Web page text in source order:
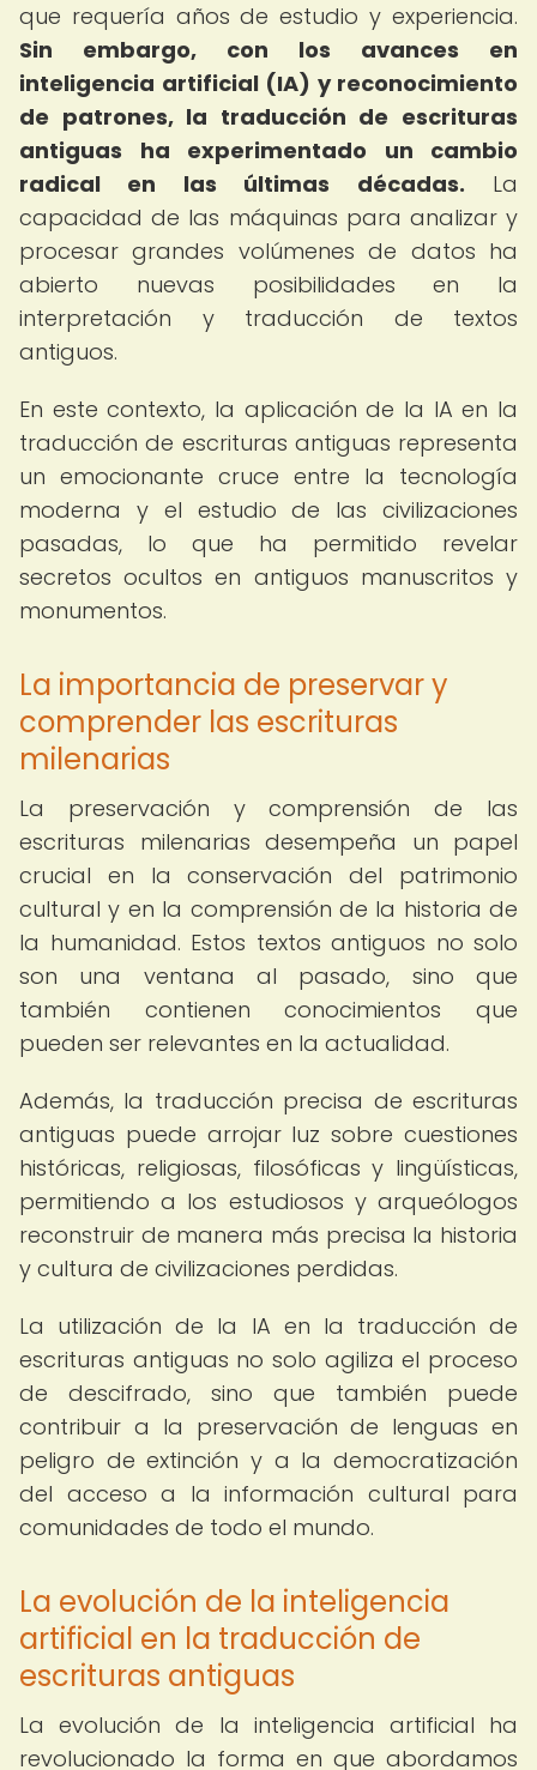
que requería años de estudio y experiencia.
Sin embargo, con los avances en
inteligencia artificial (IA) y reconocimiento
de patrones, la traducción de escrituras
antiguas ha experimentado un cambio
radical en las últimas décadas. La
capacidad de las máquinas para analizar y
procesar grandes volúmenes de datos ha
abierto nuevas posibilidades en la
interpretación y traducción de textos
antiguos.
En este contexto, la aplicación de la IA en la
traducción de escrituras antiguas representa
un emocionante cruce entre la tecnología
moderna y el estudio de las civilizaciones
pasadas, lo que ha permitido revelar
secretos ocultos en antiguos manuscritos y
monumentos.
La importancia de preservar y
comprender las escrituras
milenarias
La preservación y comprensión de las
escrituras milenarias desempeña un papel
crucial en la conservación del patrimonio
cultural y en la comprensión de la historia de
la humanidad. Estos textos antiguos no solo
son una ventana al pasado, sino que
también contienen conocimientos que
pueden ser relevantes en la actualidad.
Además, la traducción precisa de escrituras
antiguas puede arrojar luz sobre cuestiones
históricas, religiosas, filosóficas y lingüísticas,
permitiendo a los estudiosos y arqueólogos
reconstruir de manera más precisa la historia
y cultura de civilizaciones perdidas.
La utilización de la IA en la traducción de
escrituras antiguas no solo agiliza el proceso
de descifrado, sino que también puede
contribuir a la preservación de lenguas en
peligro de extinción y a la democratización
del acceso a la información cultural para
comunidades de todo el mundo.
La evolución de la inteligencia
artificial en la traducción de
escrituras antiguas
La evolución de la inteligencia artificial ha
revolucionado la forma en que abordamos